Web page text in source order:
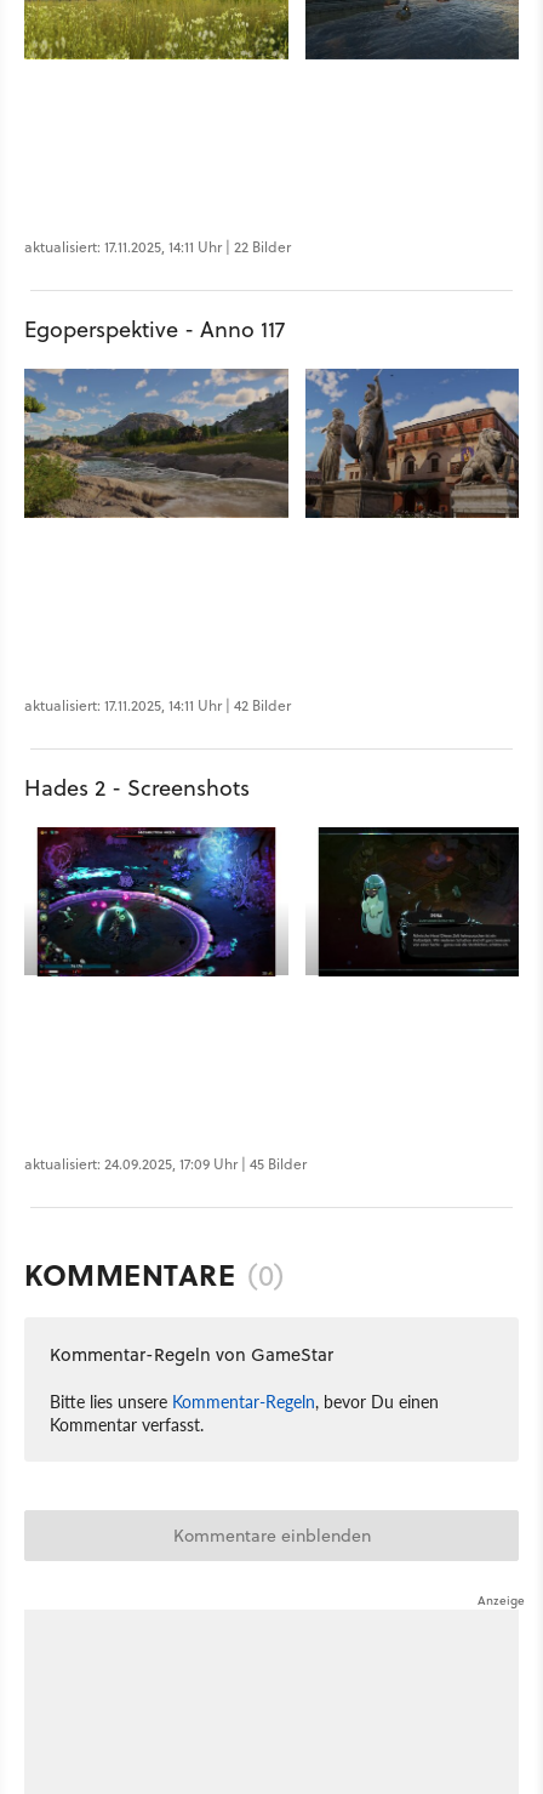
aktualisiert: 17.11.2025, 14:11 Uhr | 22 Bilder
Egoperspektive - Anno 117
aktualisiert: 17.11.2025, 14:11 Uhr | 42 Bilder
Hades 2 - Screenshots
aktualisiert: 24.09.2025, 17:09 Uhr | 45 Bilder
KOMMENTARE (0)
Kommentar-Regeln von GameStar
Bitte lies unsere Kommentar-Regeln, bevor Du einen
Kommentar verfasst.
Kommentare einblenden